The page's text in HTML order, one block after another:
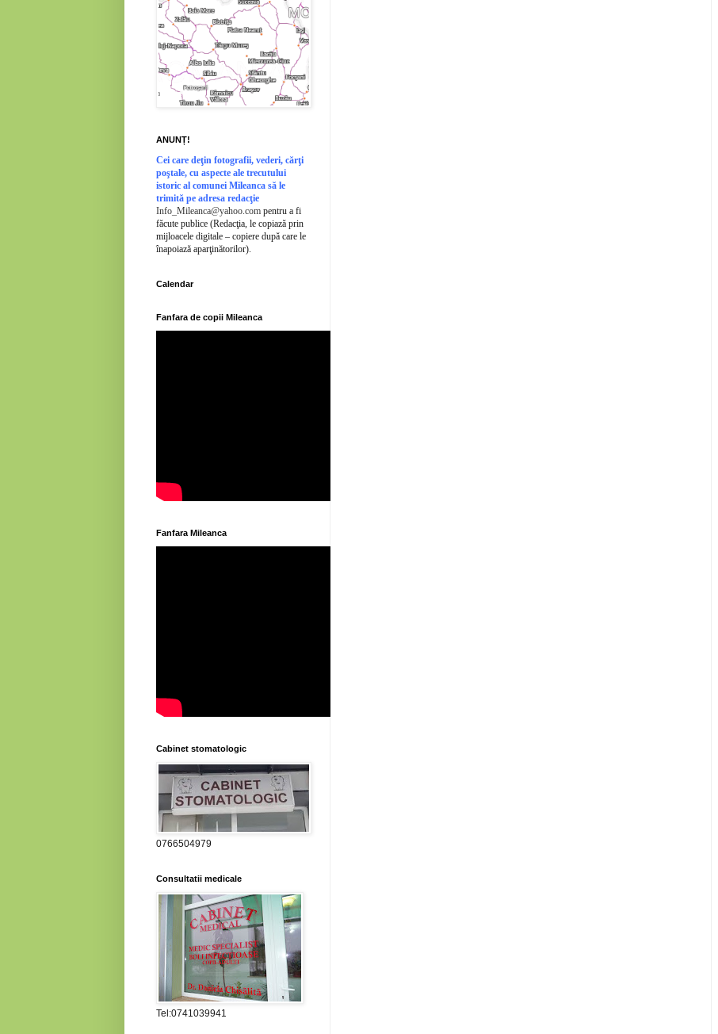
ANUNȚ!
Cei care deţin fotografii, vederi, cărţi
poştale, cu aspecte ale trecutului
istoric al comunei Mileanca să le
trimită pe adresa redacţie
Info_Mileanca@yahoo.com pentru a fi
făcute publice (Redacţia, le copiază prin
mijloacele digitale – copiere după care le
înapoiază aparţinătorilor).
Calendar
Fanfara de copii Mileanca
Fanfara Mileanca
Cabinet stomatologic
0766504979
Consultatii medicale
Tel:0741039941